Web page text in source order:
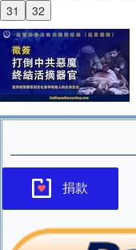
31
32
捐款